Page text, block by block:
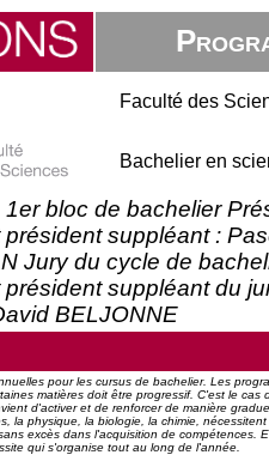
Faculté des
Bachelier en
bloc de bachelier
président suppléant :
Jury du cycle de
président suppléant du
BELJONNE
pour les cursus de bachelier. Les
matières doit être progressif. C'est le
d'activer et de renforcer de manière
la physique, la biologie, la chimie,
excès dans l'acquisition de
qui s'organise tout au long de l'année.